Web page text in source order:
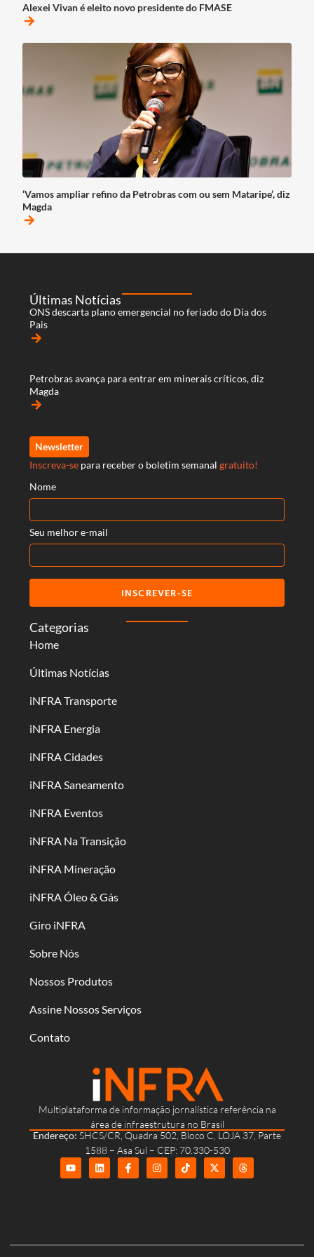
Alexei Vivan é eleito novo presidente do FMASE
arrow_forward
‘Vamos ampliar refino da Petrobras com ou sem Mataripe’, diz
Magda
arrow_forward
Multiplataforma de informação jornalística referência na
área de infraestrutura no Brasil
Endereço: SHCS/CR, Quadra 502, Bloco C, LOJA 37, Parte
1588 – Asa Sul – CEP: 70.330-530
Categorias
Home
Últimas Notícias
iNFRA Transporte
iNFRA Energia
iNFRA Cidades
iNFRA Saneamento
iNFRA Eventos
iNFRA Na Transição
iNFRA Mineração
iNFRA Óleo & Gás
Giro iNFRA
Sobre Nós
Nossos Produtos
Assine Nossos Serviços
Contato
Últimas Notícias
ONS descarta plano emergencial no feriado do Dia dos
Pais
arrow_forward
Petrobras avança para entrar em minerais críticos, diz
Magda
arrow_forward
Newsletter
Inscreva-se para receber o boletim semanal gratuito!
Nome
Seu melhor e-mail
INSCREVER-SE